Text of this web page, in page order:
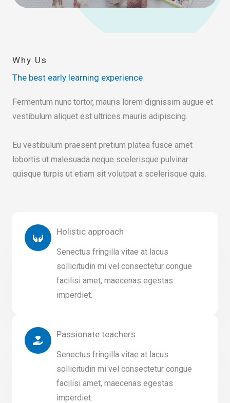
Why Us
The best early learning experience
Fermentum nunc tortor, mauris lorem dignissim augue et
vestibulum aliquet est ultrices mauris adipiscing.
Eu vestibulum praesent pretium platea fusce amet
lobortis ut malesuada neque scelerisque pulvinar
quisque turpis ut etiam sit volutpat a scelerisque quis.
Holistic approach
Senectus fringilla vitae at lacus
sollicitudin mi vel consectetur congue
facilisi amet, maecenas egestas
imperdiet.
Passionate teachers
Senectus fringilla vitae at lacus
sollicitudin mi vel consectetur congue
facilisi amet, maecenas egestas
imperdiet.